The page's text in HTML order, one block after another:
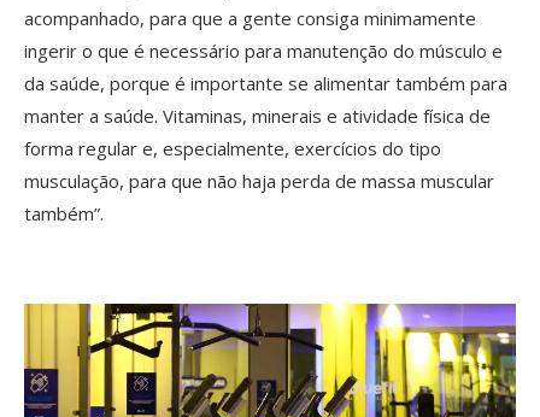
acompanhado, para que a gente consiga minimamente
ingerir o que é necessário para manutenção do músculo e
da saúde, porque é importante se alimentar também para
manter a saúde. Vitaminas, minerais e atividade física de
forma regular e, especialmente, exercícios do tipo
musculação, para que não haja perda de massa muscular
também”.